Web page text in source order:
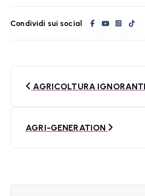
Condividi sui social
AGRICOLTURA
AGRI-GENERATION